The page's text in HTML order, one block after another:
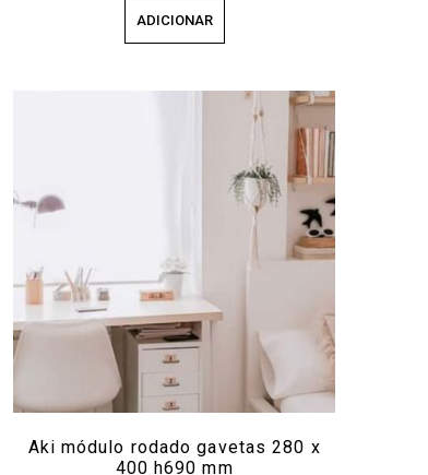
ADICIONAR
Aki módulo rodado gavetas 280 x
400 h690 mm